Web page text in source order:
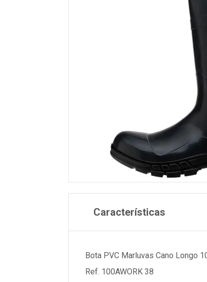
Características
Bota PVC Marluvas Cano Longo
Ref. 100AWORK 38